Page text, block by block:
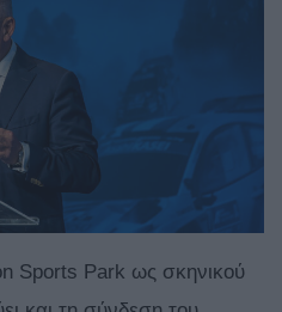
Sports Park ως σκηνικού